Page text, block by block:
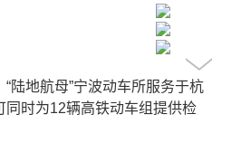
陆地航母”宁波动车所服务于杭
时为12辆高铁动车组提供检